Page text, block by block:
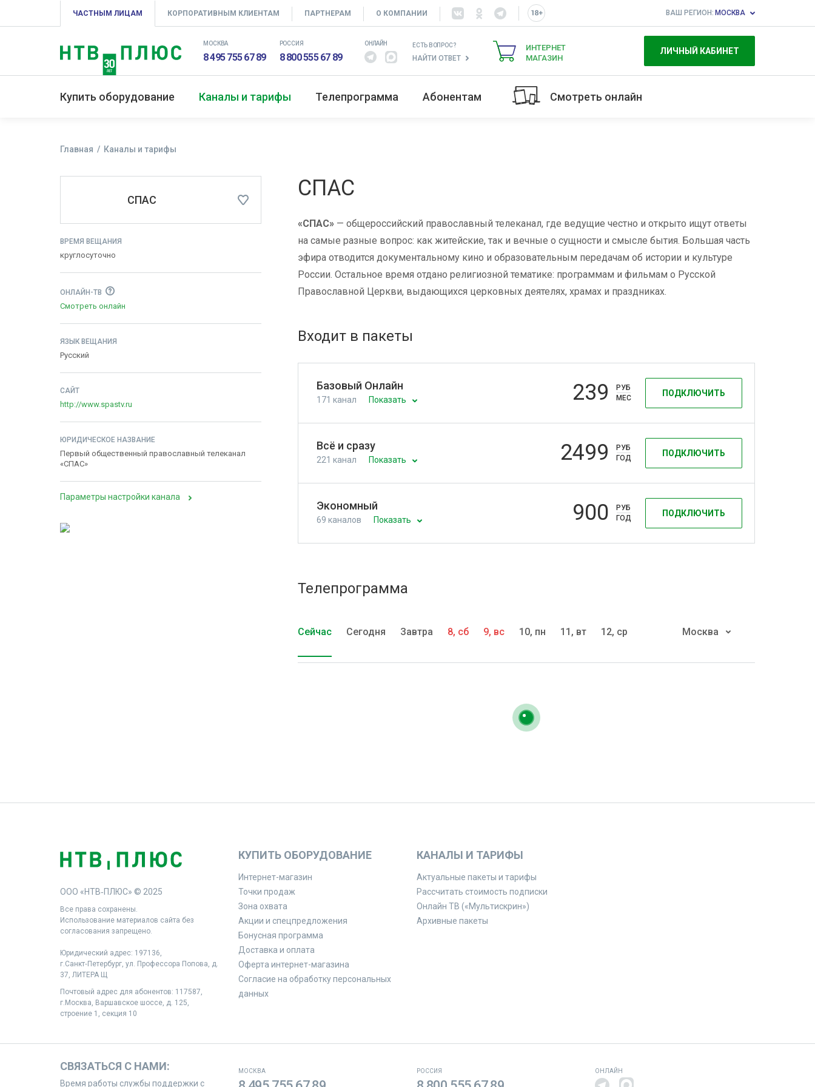
ЧАСТНЫМ ЛИЦАМ КОРПОРАТИВНЫМ КЛИЕНТАМ ПАРТНЕРАМ О КОМПАНИИ ВАШ РЕГИОН: МОСКВА
МОСКВА
8 495 755 67 89
РОССИЯ
8 800 555 67 89
ОНЛАЙН ЕСТЬ ВОПРОС?
НАЙТИ ОТВЕТ
ИНТЕРНЕТ
МАГАЗИН
ЛИЧНЫЙ КАБИНЕТ
Купить оборудование Каналы и тарифы Телепрограмма Абонентам Смотреть онлайн
Главная Каналы и тарифы
СПАС
ВРЕМЯ ВЕЩАНИЯ
круглосуточно
ОНЛАЙН-ТВ
Смотреть онлайн
ЯЗЫК ВЕЩАНИЯ
Русский
САЙТ
http://www.spastv.ru
ЮРИДИЧЕСКОЕ НАЗВАНИЕ
Первый общественный православный телеканал
«СПАС»
Параметры настройки канала
СПАС
«СПАС» — общероссийский православный телеканал, где ведущие честно и открыто ищут ответы
на самые разные вопрос: как житейские, так и вечные о сущности и смысле бытия. Большая часть
эфира отводится документальному кино и образовательным передачам об истории и культуре
России. Остальное время отдано религиозной тематике: программам и фильмам о Русской
Православной Церкви, выдающихся церковных деятелях, храмах и праздниках.
Входит в пакеты
Базовый Онлайн
171 канал Показать
ПОДКЛЮЧИТЬ
239
РУБ
МЕС
Всё и сразу
221 канал Показать
ПОДКЛЮЧИТЬ
2499
РУБ
ГОД
Экономный
69 каналов Показать
ПОДКЛЮЧИТЬ
900
РУБ
ГОД
Телепрограмма
Сейчас Сегодня Завтра 8, сб 9, вс 10, пн 11, вт 12, ср Москва
ООО «НТВ‑ПЛЮС» © 2025
Все права сохранены.
Использование материалов сайта без
согласования запрещено.
Юридический адрес: 197136,
г.Санкт‑Петербург, ул. Профессора Попова, д.
37, ЛИТЕРА Щ
Почтовый адрес для абонентов: 117587,
г.Москва, Варшавское шоссе, д. 125,
строение 1, секция 10
КУПИТЬ ОБОРУДОВАНИЕ
Интернет-магазин
Точки продаж
Зона охвата
Акции и спецпредложения
Бонусная программа
Доставка и оплата
Оферта интернет-магазина
Согласие на обработку персональных
данных
КАНАЛЫ И ТАРИФЫ
Актуальные пакеты и тарифы
Рассчитать стоимость подписки
Онлайн ТВ («Мультискрин»)
Архивные пакеты
СВЯЗАТЬСЯ С НАМИ:
Время работы службы поддержки с
МОСКВА РОССИЯ ОНЛАЙН